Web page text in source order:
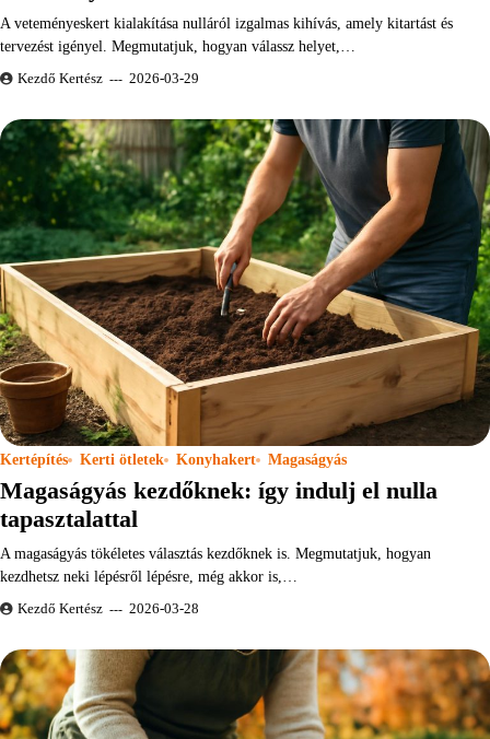
A veteményeskert kialakítása nulláról izgalmas kihívás, amely kitartást és
tervezést igényel. Megmutatjuk, hogyan válassz helyet,…
Kezdő Kertész 2026-03-29
Kertépítés Kerti ötletek Konyhakert Magaságyás
Magaságyás kezdőknek: így indulj el nulla
tapasztalattal
A magaságyás tökéletes választás kezdőknek is. Megmutatjuk, hogyan
kezdhetsz neki lépésről lépésre, még akkor is,…
Kezdő Kertész 2026-03-28